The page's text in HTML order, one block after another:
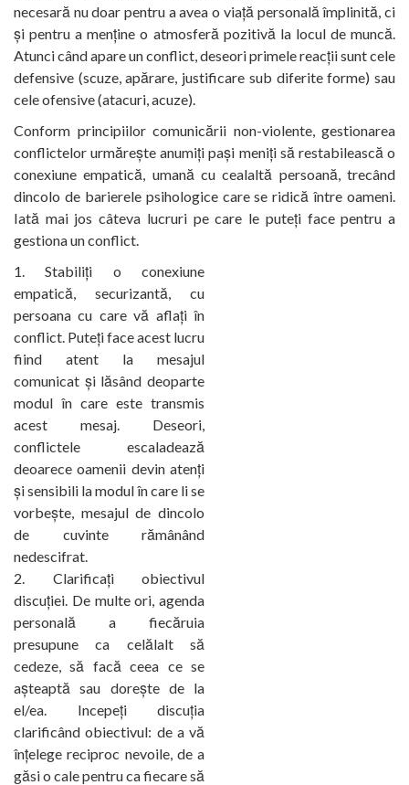
necesară nu doar pentru a avea o viață personală împlinită, ci
și pentru a menține o atmosferă pozitivă la locul de muncă.
Atunci când apare un conflict, deseori primele reacții sunt cele
defensive (scuze, apărare, justificare sub diferite forme) sau
cele ofensive (atacuri, acuze).
Conform principiilor comunicării non-violente, gestionarea
conflictelor urmărește anumiți pași meniți să restabilească o
conexiune empatică, umană cu cealaltă persoană, trecând
dincolo de barierele psihologice care se ridică între oameni.
Iată mai jos câteva lucruri pe care le puteți face pentru a
gestiona un conflict.
Stabiliți o conexiune
empatică, securizantă, cu
persoana cu care vă aflați în
conflict. Puteți face acest lucru
fiind atent la mesajul
comunicat și lăsând deoparte
modul în care este transmis
acest mesaj. Deseori,
conflictele escaladează
deoarece oamenii devin atenți
și sensibili la modul în care li se
vorbește, mesajul de dincolo
de cuvinte rămânând
nedescifrat.
Clarificați obiectivul
discuției. De multe ori, agenda
personală a fiecăruia
presupune ca celălalt să
cedeze, să facă ceea ce se
așteaptă sau dorește de la
el/ea. Incepeți discuția
clarificând obiectivul: de a vă
înțelege reciproc nevoile, de a
găsi o cale pentru ca fiecare să